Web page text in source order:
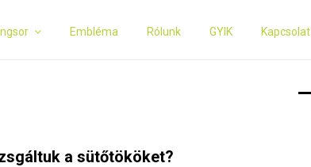
Embléma Rólunk GYIK Kapcsolat
a sütőtököket?